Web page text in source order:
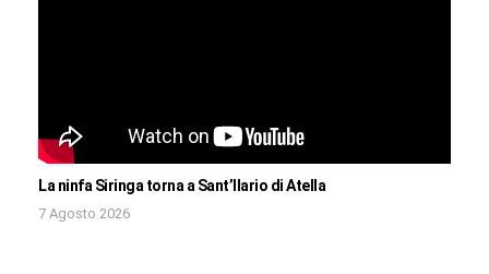
La ninfa Siringa torna a Sant’Ilario di Atella
7 Agosto 2026